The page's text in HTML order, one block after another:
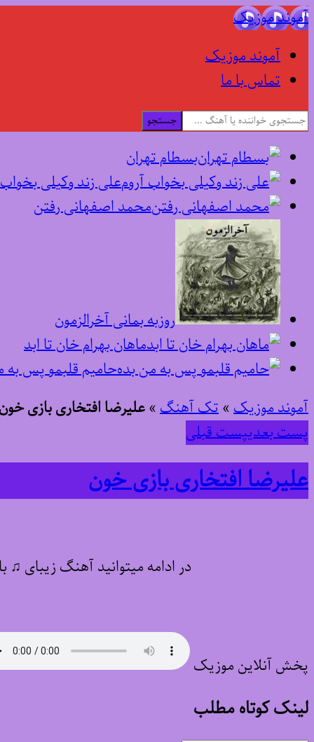
آموند موزیک
آموند موزیک
تماس با ما
جستجو
بسطام تهران
علی زند وکیلی
محمد اصفهانی رفتن
روزبه بمانی آخرالزمون
ماهان بهرام خان تا ابد
حامیم قلبمو پس به
آموند موزیک»تک آهنگ»علیرضا افتخاری بازی
پست بعدیپست قبلی
علیرضا افتخاری بازی خون
در ادامه میتوانید آهنگ زیبای
پخش آنلاین موزیک
لینک کوتاه مطلب